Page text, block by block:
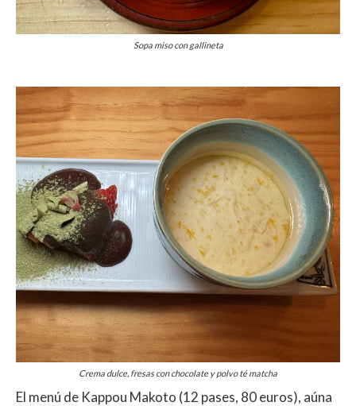
Sopa miso con gallineta
Crema dulce, fresas con chocolate y polvo té matcha
El menú de Kappou Makoto (12 pases, 80 euros), aúna